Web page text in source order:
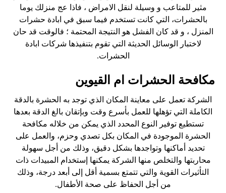
مثير للمتاعب و وسيلة لنقل الامراض ، فاذا عج منزلك يوما
بالحشرات، التي كانت تستخدم فيما سبق في ابادة حشرات
المنزل ، و قد كان الفشل هو النتيجة المحتمة ؛ فالوقت قد حان
لاختبار الوسائل الحديثة التي تقوم بتنفيذها شركات ابادة
الحشرات.
مكافحة الحشرات ام القيوين
الشركة تعمل على معاينة المكان الذي توجد به الحشرة بالدقة
الكاملة التي تؤهلها للعمل بأسرع وقت وبإتقان بالغ الدقة بعدها
تستطيع توفير النوع المحدد الذي يمكن من خلاله مكافحة
الحشرة الموجودة في المكان بكل تصدي وحزم، والعمل على
تحديد أماكنها وتواجدها بشكل دقيق، وذلك من أجل سهولة
محاربتها والتخلص منها الشركة يمكنها إستخدام المبيدات ذات
التأثيرات القوية والتي تتمتع بسمية أقل إلى أبعد درجة، وذلك
من أجل الحفاظ على صحة الأطفال.